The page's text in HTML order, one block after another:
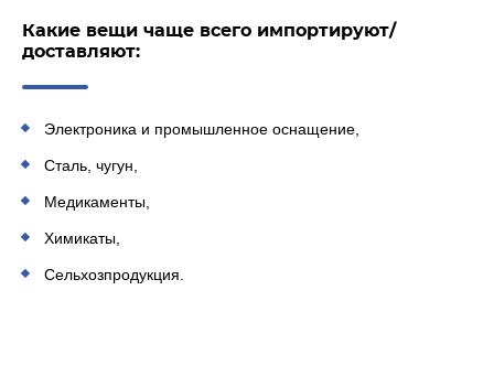
Какие вещи чаще всего импортируют/
доставляют:
Электроника и промышленное оснащение,
Сталь, чугун,
Медикаменты,
Химикаты,
Сельхозпродукция.